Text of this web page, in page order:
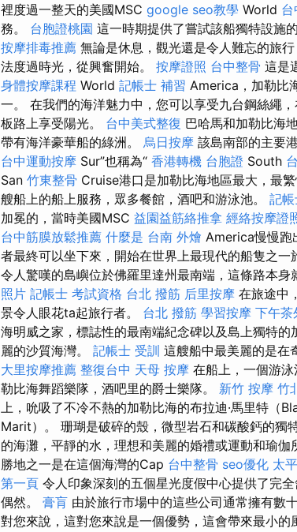
裡度過一整天的美國MSC google seo教學 World 台
務。 台胞證桃園 這一時期提供了嘗試該船獨特設施
按摩排毒推薦 無論是休息，觀光還是令人難忘的旅
法度過時光，從興奮開始。 按摩證照 台中整骨 這是
身體按摩課程 World 記帳士 補習 America，加勒比
一。 在我們的海洋魅力中，您可以享受九台鋼絲繩
板路上享受陽光。 台中美式整復 巴哈馬和加勒比海
帶有海洋豪華船的綠洲。 烏日按摩 該島南部的主要
台中運動按摩 Sur”也稱為“ 香港轉機 台胞證 South
San 竹東整骨 Cruise港口是加勒比海地區最大，最
艘船上的船上服務，眾多餐館，酒吧和游泳池。 記
加冕的，當時美國MSC 益園益筋絡推拿 經絡按摩證
台中筋膜放鬆推薦 什麼是 台南 外燴 America慢慢跑
者最終可以坐下來，開始在世界上最現代的船隻之
令人驚嘆的島嶼位於佛羅里達州最南端，這條路本身
照片 記帳士 考試資格 台北 撥筋 后里按摩 在旅途中
景令人眼花ta起旅行者。 台北 撥筋 學習按摩 下午茶
海明威之家，標誌性的最南端紀念碑以及島上獨特
麗的沙質海灣。 記帳士 受訓 這艘船中最美麗的是在
大里按摩推薦 整復台中 天母 按摩 在船上，一個游
勒比海舞蹈樂隊，酒吧里的爵士樂隊。 新竹 按摩 竹
上，吮吸了不冷不熱的加勒比海的布拉迪·馬里特（
Marit）。 珊瑚是破碎的殼，微型岩石和碳酸鈣的獨
的海灘，平靜的水，理想和美麗的婚禮或運動和瑜伽
勝地之一是在這個海灣的Cap 台中整骨 seo優化 太
第一頁 令人印象深刻的五個星光度假中心提供了完
偶然。 膏肓 由於旅行市場中的這些公司通常擁有數
對您來說，這對您來說是一個優勢，這會帶來最小